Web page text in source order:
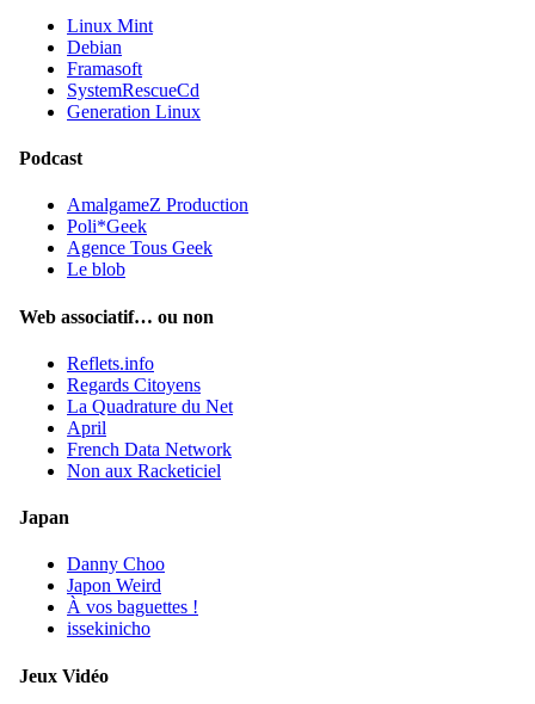
Linux Mint
Debian
Framasoft
SystemRescueCd
Generation Linux
Podcast
AmalgameZ Production
Poli*Geek
Agence Tous Geek
Le blob
Web associatif… ou non
Reflets.info
Regards Citoyens
La Quadrature du Net
April
French Data Network
Non aux Racketiciel
Japan
Danny Choo
Japon Weird
À vos baguettes !
issekinicho
Jeux Vidéo